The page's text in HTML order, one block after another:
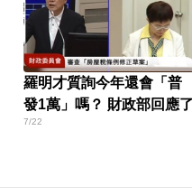
羅明才質詢今年還會「普
發1萬」嗎？ 財政部回應了
7/22